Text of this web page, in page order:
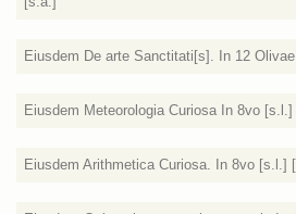
Eiusdem De arte Sanctitati[s]. In 12
Eiusdem Meteorologia Curiosa In 8vo [s.l.]
Eiusdem Arithmetica Curiosa. In 8vo [s.l.]